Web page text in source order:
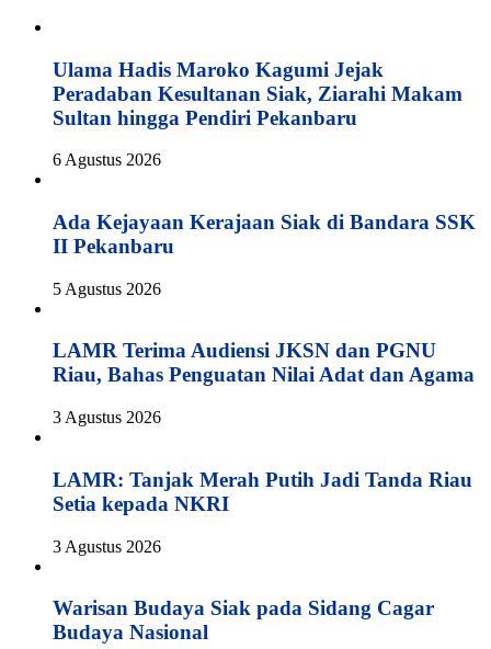
Ulama Hadis Maroko Kagumi Jejak
Peradaban Kesultanan Siak, Ziarahi Makam
Sultan hingga Pendiri Pekanbaru
6 Agustus 2026
Ada Kejayaan Kerajaan Siak di Bandara SSK
II Pekanbaru
5 Agustus 2026
LAMR Terima Audiensi JKSN dan PGNU
Riau, Bahas Penguatan Nilai Adat dan Agama
3 Agustus 2026
LAMR: Tanjak Merah Putih Jadi Tanda Riau
Setia kepada NKRI
3 Agustus 2026
Warisan Budaya Siak pada Sidang Cagar
Budaya Nasional